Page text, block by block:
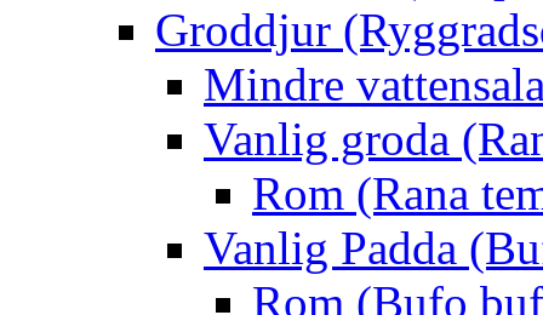
Groddjur
Mindre
Vanlig groda
Rom (Rana
Vanlig Padda
Rom (Bufo